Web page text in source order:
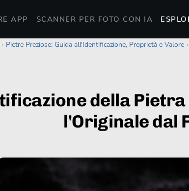
APP SCANNER PER FOTO CON IA
› Pietre Preziose: Guida all'Identificazione, Proprietà e Valore ›
della Pietra
l'Originale dal